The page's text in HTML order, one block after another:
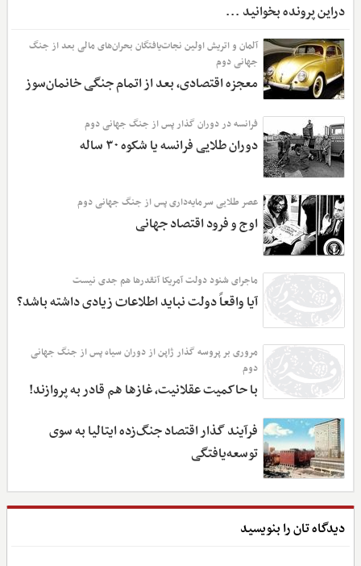
دراین پرونده بخوانید ...
آلمان و اتریش اولین نجات‌یافتگان بحران‌های مالی بعد از جنگ
جهانی دوم
معجزه اقتصادی، بعد از اتمام جنگی خانمان‌سوز
فرانسه در دوران گذار پس از جنگ جهانی دوم
دوران طلایی فرانسه یا شکوه ۳۰ ساله
عصر طلایی سرمایه‌داری پس از جنگ جهانی دوم
اوج و فرود اقتصاد جهانی
ماجرای شنود دولت آمریکا آنقدرها هم جدی نیست
آیا واقعاً دولت نباید اطلاعات زیادی داشته باشد؟
مروری بر پروسه گذار ژاپن از دوران سیاه پس از جنگ جهانی
دوم
با حاکمیت عقلانیت، غازها هم قادر به پروازند!
فرآیند گذار اقتصاد جنگ‌زده ایتالیا به سوی
توسعه‌یافتگی
دیدگاه تان را بنویسید